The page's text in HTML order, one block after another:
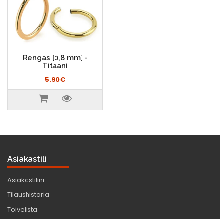
Rengas [0,8 mm] -
Titaani
5.90€
Asiakastili
Asiakastilini
Tilaushistoria
Toivelista